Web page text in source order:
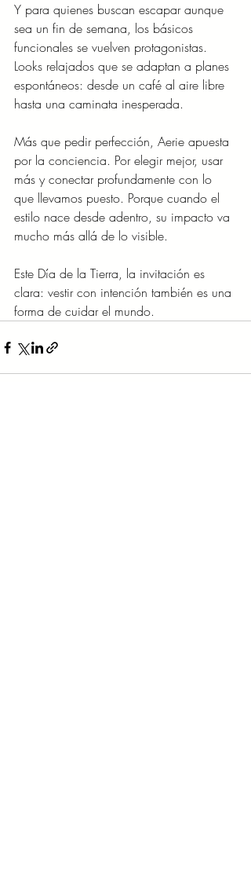
Y para quienes buscan escapar aunque
sea un fin de semana, los básicos
funcionales se vuelven protagonistas.
Looks relajados que se adaptan a planes
espontáneos: desde un café al aire libre
hasta una caminata inesperada.
Más que pedir perfección, Aerie apuesta
por la conciencia. Por elegir mejor, usar
más y conectar profundamente con lo
que llevamos puesto. Porque cuando el
estilo nace desde adentro, su impacto va
mucho más allá de lo visible.
Este Día de la Tierra, la invitación es
clara: vestir con intención también es una
forma de cuidar el mundo.